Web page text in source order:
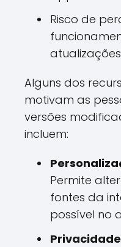
Risco de
Alguns dos
motivam as
versões
incluem:
Permite
fontes da
possível no